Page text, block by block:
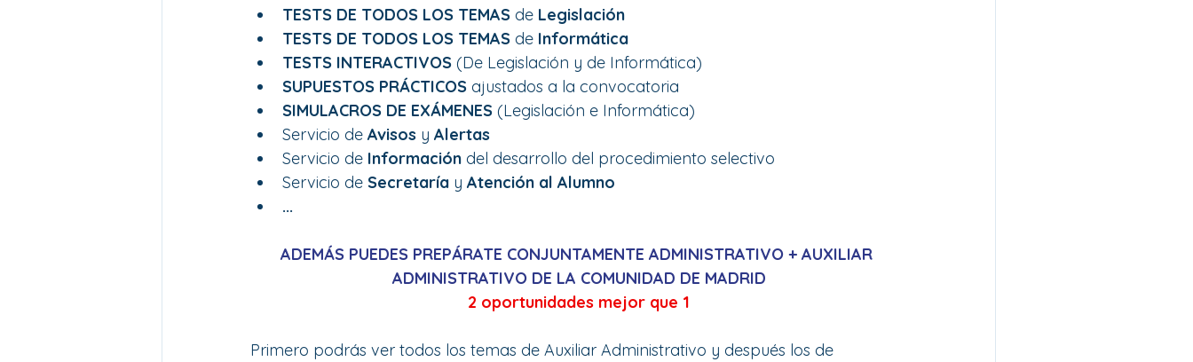
TESTS DE TODOS LOS TEMAS de Legislación
TESTS DE TODOS LOS TEMAS de Informática
TESTS INTERACTIVOS (De Legislación y de Informática)
SUPUESTOS PRÁCTICOS ajustados a la convocatoria
SIMULACROS DE EXÁMENES (Legislación e Informática)
Servicio de Avisos y Alertas
Servicio de Información del desarrollo del procedimiento selectivo
Servicio de Secretaría y Atención al Alumno
...
ADEMÁS PUEDES PREPÁRATE CONJUNTAMENTE ADMINISTRATIVO + AUXILIAR
ADMINISTRATIVO DE LA COMUNIDAD DE MADRID
2 oportunidades mejor que 1
Primero podrás ver todos los temas de Auxiliar Administrativo y después los de